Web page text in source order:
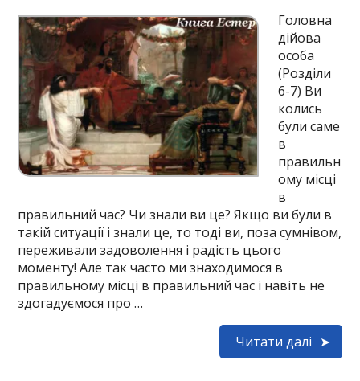
Головна
дійова
особа
(Розділи
6-7) Ви
колись
були саме
в
правильн
ому місці
в
правильний час? Чи знали ви це? Якщо ви були в
такій ситуації і знали це, то тоді ви, поза сумнівом,
переживали задоволення і радість цього
моменту! Але так часто ми знаходимося в
правильному місці в правильний час і навіть не
здогадуємося про …
Читати далі